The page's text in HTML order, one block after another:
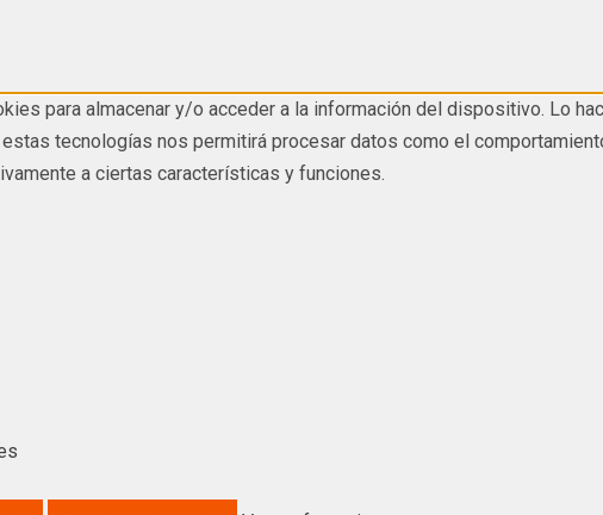
para almacenar y/o acceder a la información del dispositivo. Lo
tecnologías nos permitirá procesar datos como el
a ciertas características y funciones.